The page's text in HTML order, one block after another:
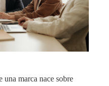
una marca nace sobre